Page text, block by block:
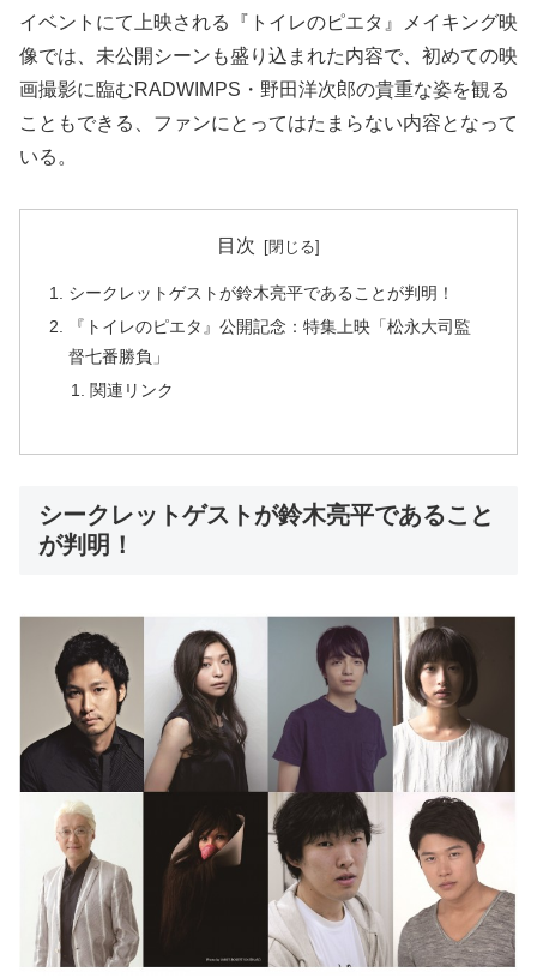
イベントにて上映される『トイレのピエタ』メイキング映
像では、未公開シーンも盛り込まれた内容で、初めての映
画撮影に臨むRADWIMPS・野田洋次郎の貴重な姿を観る
こともできる、ファンにとってはたまらない内容となって
いる。
目次
シークレットゲストが鈴木亮平であることが判明！
『トイレのピエタ』公開記念：特集上映「松永大司監
督七番勝負」
関連リンク
シークレットゲストが鈴木亮平であること
が判明！